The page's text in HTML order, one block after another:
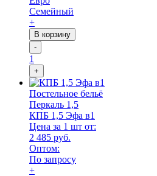
Семейный
+
В корзину
-
1
+
Постельное бельё
Перкаль 1,5
КПБ 1,5 Эфа в1
Цена за 1 шт от:
2 485 руб.
Оптом:
По запросу
+